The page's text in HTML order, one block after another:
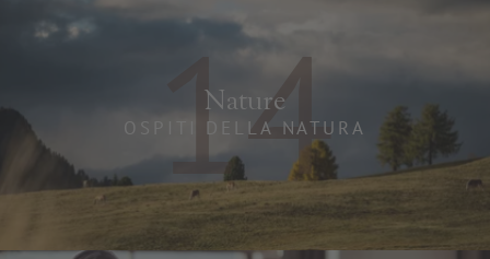
14
Nature
OSPITI DELLA NATURA